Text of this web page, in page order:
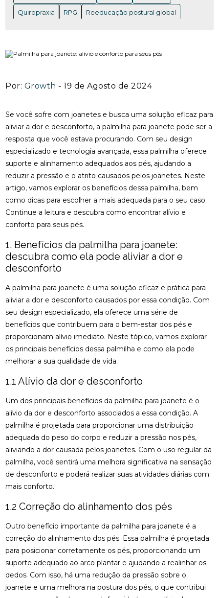
Por: Growth - 19 de Agosto de 2024
Se você sofre com joanetes e busca uma solução eficaz para
aliviar a dor e desconforto, a palmilha para joanete pode ser a
resposta que você estava procurando. Com seu design
especializado e tecnologia avançada, essa palmilha oferece
suporte e alinhamento adequados aos pés, ajudando a
reduzir a pressão e o atrito causados pelos joanetes. Neste
artigo, vamos explorar os benefícios dessa palmilha, bem
como dicas para escolher a mais adequada para o seu caso.
Continue a leitura e descubra como encontrar alívio e
conforto para seus pés.
1. Benefícios da palmilha para joanete:
descubra como ela pode aliviar a dor e
desconforto
A palmilha para joanete é uma solução eficaz e prática para
aliviar a dor e desconforto causados por essa condição. Com
seu design especializado, ela oferece uma série de
benefícios que contribuem para o bem-estar dos pés e
proporcionam alívio imediato. Neste tópico, vamos explorar
os principais benefícios dessa palmilha e como ela pode
melhorar a sua qualidade de vida.
1.1 Alívio da dor e desconforto
Um dos principais benefícios da palmilha para joanete é o
alívio da dor e desconforto associados a essa condição. A
palmilha é projetada para proporcionar uma distribuição
adequada do peso do corpo e reduzir a pressão nos pés,
aliviando a dor causada pelos joanetes. Com o uso regular da
palmilha, você sentirá uma melhora significativa na sensação
de desconforto e poderá realizar suas atividades diárias com
mais conforto.
1.2 Correção do alinhamento dos pés
Outro benefício importante da palmilha para joanete é a
correção do alinhamento dos pés. Essa palmilha é projetada
para posicionar corretamente os pés, proporcionando um
suporte adequado ao arco plantar e ajudando a realinhar os
dedos. Com isso, há uma redução da pressão sobre o
joanete e uma melhora na postura dos pés, o que contribui
ACUPUNTURA EM NITERÓI: DESCUBRA OS
BENEFÍCIOS DESSA TERAPIA MILENAR
BENEFÍCIOS E ENCONTRE OS MELHORES
INCRÍVEIS PARA ALÍVIO
ACUPUNTURA PARA ALIVIAR A DOR DO NERVO
CIÁTICO E MELHORAR A QUALIDADE DE VIDA
ACUPUNTURA PARA ALIVIAR DOR NO NERVO
CIÁTICO
ACUPUNTURA PARA ALIVIAR NERVO CIÁTICO
ACUPUNTURA PARA COLUNA: COMO ALIVIAR
DORES E PROMOVER A SAÚDE
ACUPUNTURA PARA ENXAQUECA ALIVIA A DOR E
MELHORA A QUALIDADE DE VIDA
DORES COM ESTA ABORDAGEM NATURAL
ACUPUNTURA PARA ENXAQUECA: ALÍVIO NATURAL
ACUPUNTURA PARA NERVO CIÁTICO: ALÍVIO EFICAZ
PARA A DOR E MELHORA DA MOBILIDADE
ACUPUNTURA PARA NERVO CIÁTICO: ALÍVIO EFICAZ
PARA DOR E MELHORA DA MOBILIDADE
ACUPUNTURA PARA O NERVO CIÁTICO: ALÍVIO
ACUPUNTURA PERTO DE MIM: ENCONTRE O
MELHOR ATENDIMENTO NA SUA REGIÃO
ACUPUNTURA PERTO DE MIM: ENCONTRE O
MELHOR ATENDIMENTO PARA SEU BEM-ESTAR
ACUPUNTURA RJ: ALÍVIO E BEM-ESTAR
ONDE ENCONTRAR
ACUPUNTURA: BENEFÍCIOS E APLICAÇÕES PARA
BENEFÍCIOS DA ACUPUNTURA PARA SAÚDE
BENEFÍCIOS DA ACUPUNTURA RJ PARA SAÚDE E
BEM-ESTAR
Quiropraxia RPG Reeducação postural global
fisioterapia na reabilitação vestibular fisioterapia ocular
fisioterapia para labirinto
onde fazer fisioterapia respiratória
osteopatia cervical osteopatia coluna
osteopatia hérnia de disco osteopatia nervo ciático
palmilha fascite plantar preço palmilha joanete
palmilha ortopedica preço
palmilha para pé chato preço
palmilha sob medida preço quiropraxia
quiropraxia para joelho quiropraxia para nervo ciático
quiropraxia perto quiropraxia perto de mim
rpg escoliose